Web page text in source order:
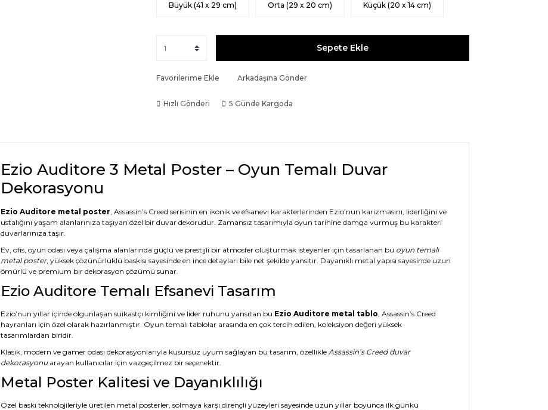
Büyük (41 x 29 cm) Orta (29 x 20 cm) Küçük (20 x 14 cm)
Sepete Ekle
Favorilerime Ekle Arkadaşına Gönder
Hızlı Gönderi 5 Günde Kargoda
Ezio Auditore 3 Metal Poster – Oyun Temalı Duvar
Dekorasyonu
Ezio Auditore metal poster, Assassin’s Creed serisinin en ikonik ve efsanevi karakterlerinden Ezio’nun karizmasını, liderliğini ve
ustalığını yaşam alanlarınıza taşıyan özel bir duvar dekorudur. Zamansız tasarımıyla oyun tarihine damga vurmuş bu karakteri
duvarlarınıza taşır.
Ev, ofis, oyun odası veya çalışma alanlarında güçlü ve prestijli bir atmosfer oluşturmak isteyenler için tasarlanan bu oyun temalı
metal poster, yüksek çözünürlüklü baskısı sayesinde en ince detayları bile net şekilde yansıtır. Dayanıklı metal yapısı sayesinde uzun
ömürlü ve premium bir dekorasyon çözümü sunar.
Ezio Auditore Temalı Efsanevi Tasarım
Ezio’nun yıllar içinde olgunlaşan suikastçı kimliğini ve lider ruhunu yansıtan bu Ezio Auditore metal tablo, Assassin’s Creed
hayranları için özel olarak hazırlanmıştır. Oyun temalı tablolar arasında en çok tercih edilen, koleksiyon değeri yüksek
tasarımlardan biridir.
Klasik, modern ve gamer odası dekorasyonlarıyla kusursuz uyum sağlayan bu tasarım, özellikle Assassin’s Creed duvar
dekorasyonuarayan kullanıcılar için vazgeçilmez bir seçenektir.
Metal Poster Kalitesi ve Dayanıklılığı
Özel baskı teknolojileriyle üretilen metal posterler, solmaya karşı dirençli yüzeyleri sayesinde uzun yıllar boyunca ilk günkü